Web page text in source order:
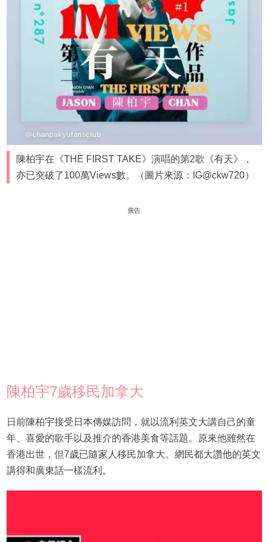
陳柏宇在《THE FIRST TAKE》演唱的第2歌《有天》，
亦已突破了100萬Views數。（圖片來源：IG@ckw720）
廣告
陳柏宇7歲移民加拿大
日前陳柏宇接受日本傳媒訪問，就以流利英文大講自己的童
年、喜愛的歌手以及推介的香港美食等話題。原來他雖然在
香港出世，但7歲已隨家人移民加拿大。網民都大讚他的英文
講得和廣東話一樣流利。